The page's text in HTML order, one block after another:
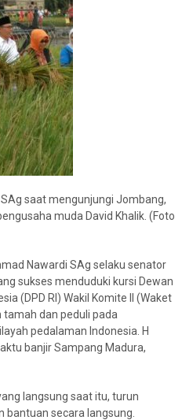
saat mengunjungi Jombang,
muda David Khalik. (Foto
Nawardi SAg selaku senator
sukses menduduki kursi Dewan
(DPD RI) Wakil Komite ll (Waket
dan peduli pada
pedalaman Indonesia. H
banjir Sampang Madura,
langsung saat itu, turun
secara langsung.